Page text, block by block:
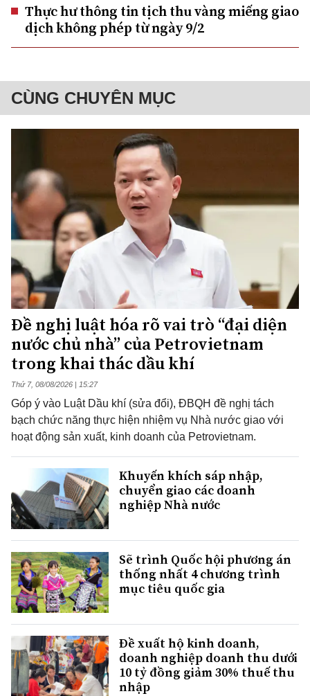
Thực hư thông tin tịch thu vàng miếng giao
dịch không phép từ ngày 9/2
CÙNG CHUYÊN MỤC
Đề nghị luật hóa rõ vai trò “đại diện
nước chủ nhà” của Petrovietnam
trong khai thác dầu khí
Thứ 7, 08/08/2026 | 15:27
Góp ý vào Luật Dầu khí (sửa đổi), ĐBQH đề nghị tách
bạch chức năng thực hiện nhiệm vụ Nhà nước giao với
hoạt động sản xuất, kinh doanh của Petrovietnam.
Khuyến khích sáp nhập,
chuyển giao các doanh
nghiệp Nhà nước
Sẽ trình Quốc hội phương án
thống nhất 4 chương trình
mục tiêu quốc gia
Đề xuất hộ kinh doanh,
doanh nghiệp doanh thu dưới
10 tỷ đồng giảm 30% thuế thu
nhập